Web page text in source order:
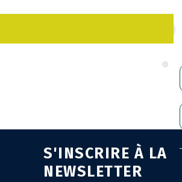
DES FONCTIONNAIRES
LES AGENTS CONTRACTUELS
ET PRÉVENTION DES RISQUES
ARCHIVAGE
S'INSCRIRE À LA
NEWSLETTER